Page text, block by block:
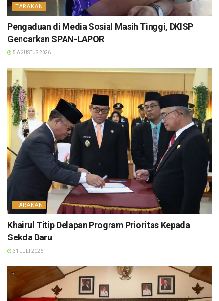
TARAKAN
Pengaduan di Media Sosial Masih Tinggi, DKISP
Gencarkan SPAN-LAPOR
5 AGUSTUS 2026
TARAKAN
Khairul Titip Delapan Program Prioritas Kepada
Sekda Baru
31 JULI 2026